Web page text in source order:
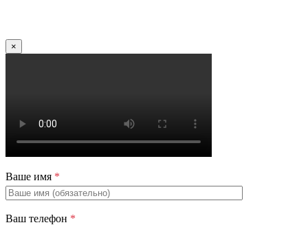
×
Ваше имя *
Ваш телефон *